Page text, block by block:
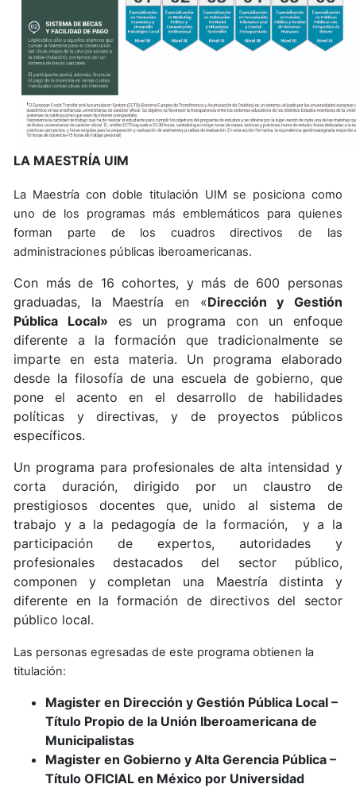
LA MAESTRÍA UIM
La Maestría con doble titulación UIM se posiciona como
uno de los programas más emblemáticos para quienes
forman parte de los cuadros directivos de las
administraciones públicas iberoamericanas.
Con más de 16 cohortes, y más de 600 personas
graduadas, la Maestría en «Dirección y Gestión
Pública Local» es un programa con un enfoque
diferente a la formación que tradicionalmente se
imparte en esta materia. Un programa elaborado
desde la filosofía de una escuela de gobierno, que
pone el acento en el desarrollo de habilidades
políticas y directivas, y de proyectos públicos
específicos.
Un programa para profesionales de alta intensidad y
corta duración, dirigido por un claustro de
prestigiosos docentes que, unido al sistema de
trabajo y a la pedagogía de la formación, y a la
participación de expertos, autoridades y
profesionales destacados del sector público,
componen y completan una Maestría distinta y
diferente en la formación de directivos del sector
público local.
Las personas egresadas de este programa obtienen la
titulación:
Magister en Dirección y Gestión Pública Local –
Título Propio de la Unión Iberoamericana de
Municipalistas
Magister en Gobierno y Alta Gerencia Pública –
Título OFICIAL en México por Universidad